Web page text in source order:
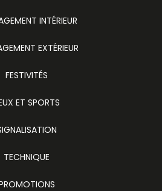
INTÉRIEUR
EXTÉRIEUR
FESTIVITÉS
ET SPORTS
TECHNIQUE